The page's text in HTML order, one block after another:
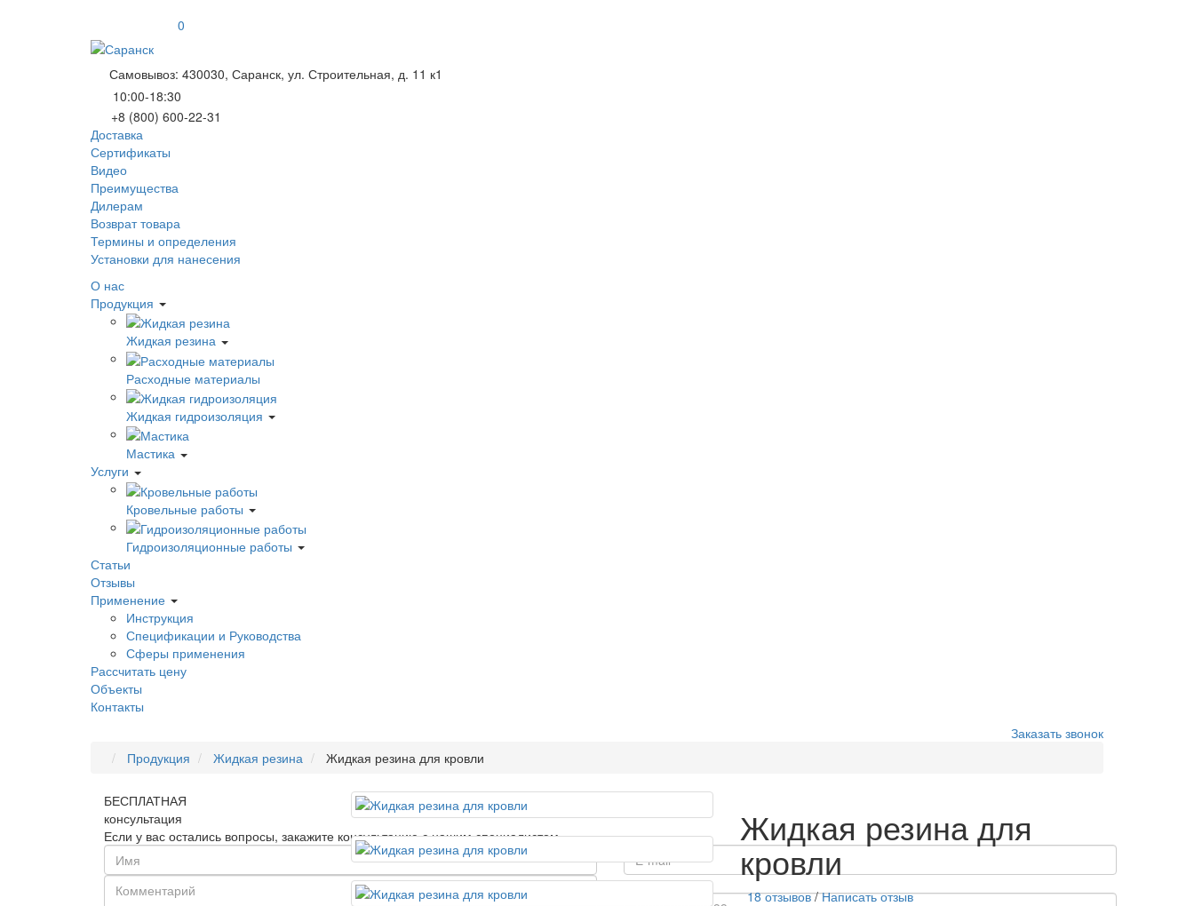
0
Самовывоз: 430030, Саранск, ул. Строительная, д. 11 к1
10:00-18:30
+8 (800) 600-22-31
Доставка
Сертификаты
Видео
Преимущества
Дилерам
Возврат товара
Термины и определения
Установки для нанесения
О нас
Продукция
Жидкая резина
Расходные материалы
Жидкая гидроизоляция
Мастика
Услуги
Кровельные работы
Гидроизоляционные работы
Статьи
Отзывы
Применение
Инструкция
Спецификации и Руководства
Сферы применения
Рассчитать цену
Объекты
Контакты
Заказать звонок
Продукция
Жидкая резина Жидкая резина для кровли
БЕСПЛАТНАЯ
консультация
Если у вас остались вопросы, закажите консультацию с нашим специалистом
+7
Жидкая резина для
кровли
18 отзывов/Написать отзыв